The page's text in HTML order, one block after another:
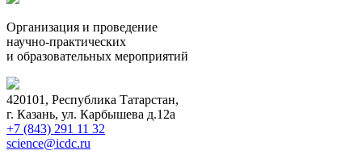
Организация и проведение
научно-практических
и образовательных мероприятий
420101, Республика Татарстан,
г. Казань, ул. Карбышева д.12а
+7 (843) 291 11 32
science@icdc.ru